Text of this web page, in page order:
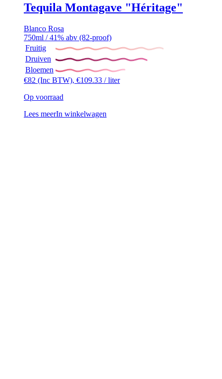
Tequila Montagave "Héritage"
Blanco Rosa
750ml / 41% abv (82-proof)
Fruitig
Druiven
Bloemen
€82 (Inc BTW), €109.33 / liter
Op voorraad
Lees meerIn winkelwagen